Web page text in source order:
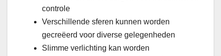
controle
Verschillende sferen kunnen worden
gecreëerd voor diverse gelegenheden
Slimme verlichting kan worden